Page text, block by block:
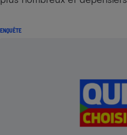
ENQUÊTE